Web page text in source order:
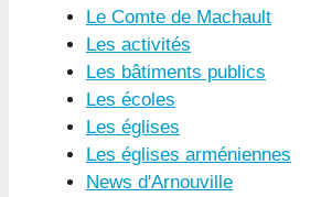
Le Comte de Machault
Les activités
Les bâtiments publics
Les écoles
Les églises
Les églises arméniennes
News d'Arnouville